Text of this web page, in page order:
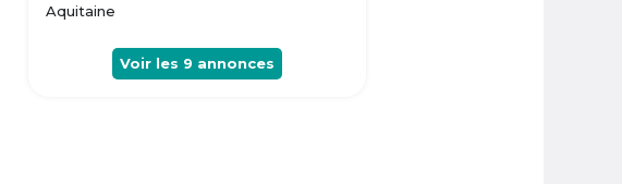
Aquitaine
Voir les 9 annonces